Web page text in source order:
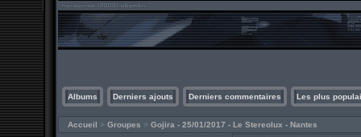
Albums Derniers ajouts Derniers commentaires Les plus
Accueil > Groupes > Gojira - 25/01/2017 - Le Stereolux - Nantes